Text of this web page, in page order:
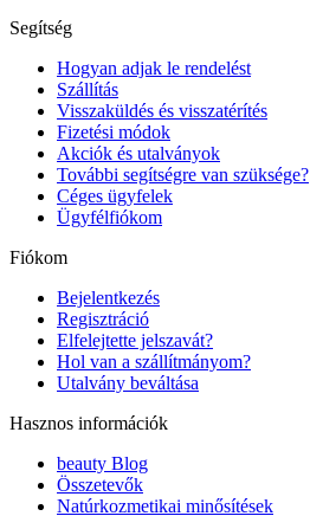
Segítség
Hogyan adjak le rendelést
Szállítás
Visszaküldés és visszatérítés
Fizetési módok
Akciók és utalványok
További segítségre van szüksége?
Céges ügyfelek
Ügyfélfiókom
Fiókom
Bejelentkezés
Regisztráció
Elfelejtette jelszavát?
Hol van a szállítmányom?
Utalvány beváltása
Hasznos információk
beauty Blog
Összetevők
Natúrkozmetikai minősítések